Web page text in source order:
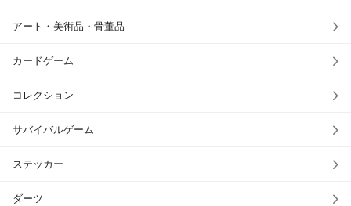
アート・美術品・骨董品
カードゲーム
コレクション
サバイバルゲーム
ステッカー
ダーツ